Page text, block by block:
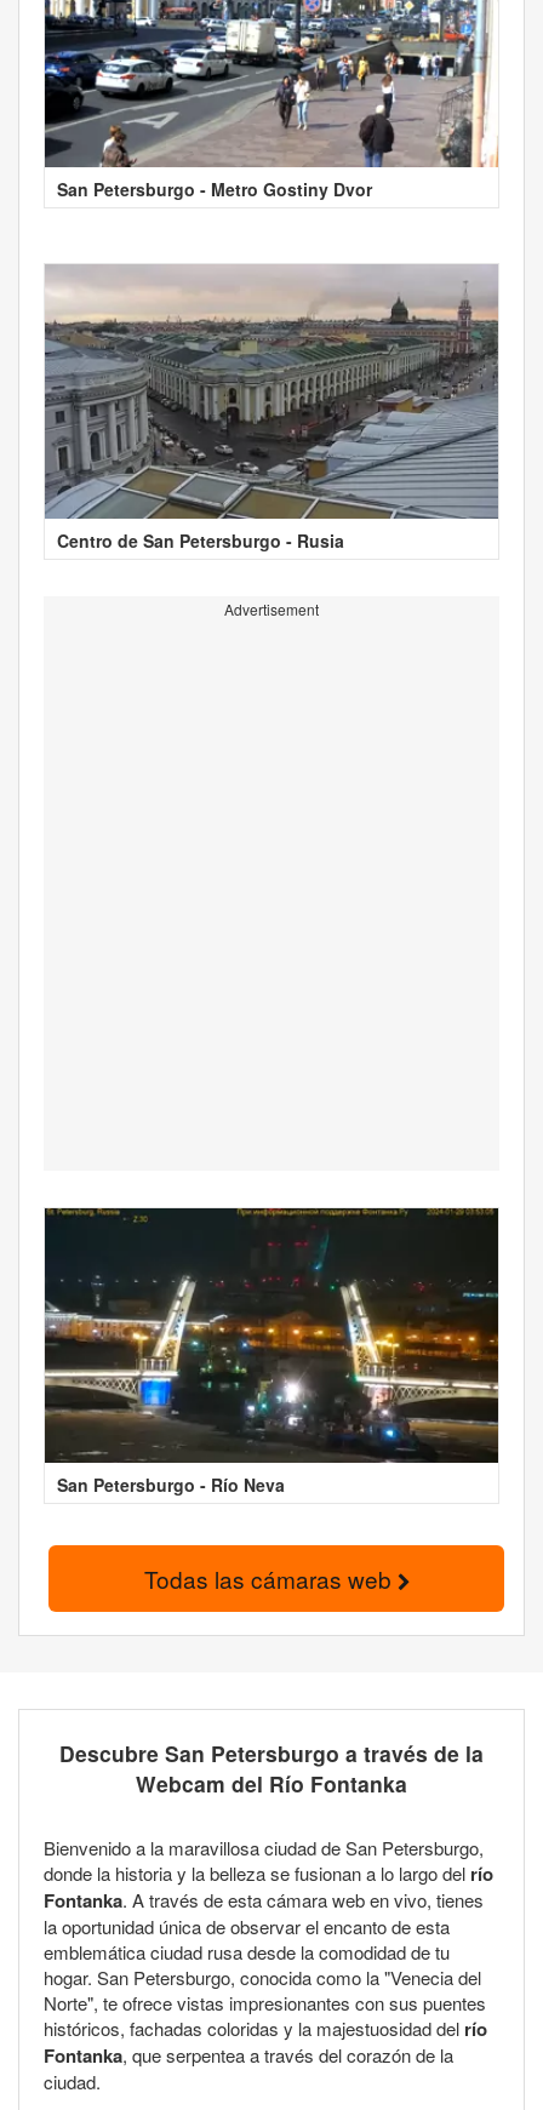
San Petersburgo - Metro Gostiny Dvor
Centro de San Petersburgo - Rusia
Advertisement
San Petersburgo - Río Neva
Todas las cámaras web
Descubre San Petersburgo a través de la
Webcam del Río Fontanka
Bienvenido a la maravillosa ciudad de San Petersburgo,
donde la historia y la belleza se fusionan a lo largo del río
Fontanka. A través de esta cámara web en vivo, tienes
la oportunidad única de observar el encanto de esta
emblemática ciudad rusa desde la comodidad de tu
hogar. San Petersburgo, conocida como la "Venecia del
Norte", te ofrece vistas impresionantes con sus puentes
históricos, fachadas coloridas y la majestuosidad del río
Fontanka, que serpentea a través del corazón de la
ciudad.